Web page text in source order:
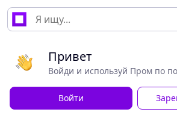
Привет
Войди и используй Пром по
Войти